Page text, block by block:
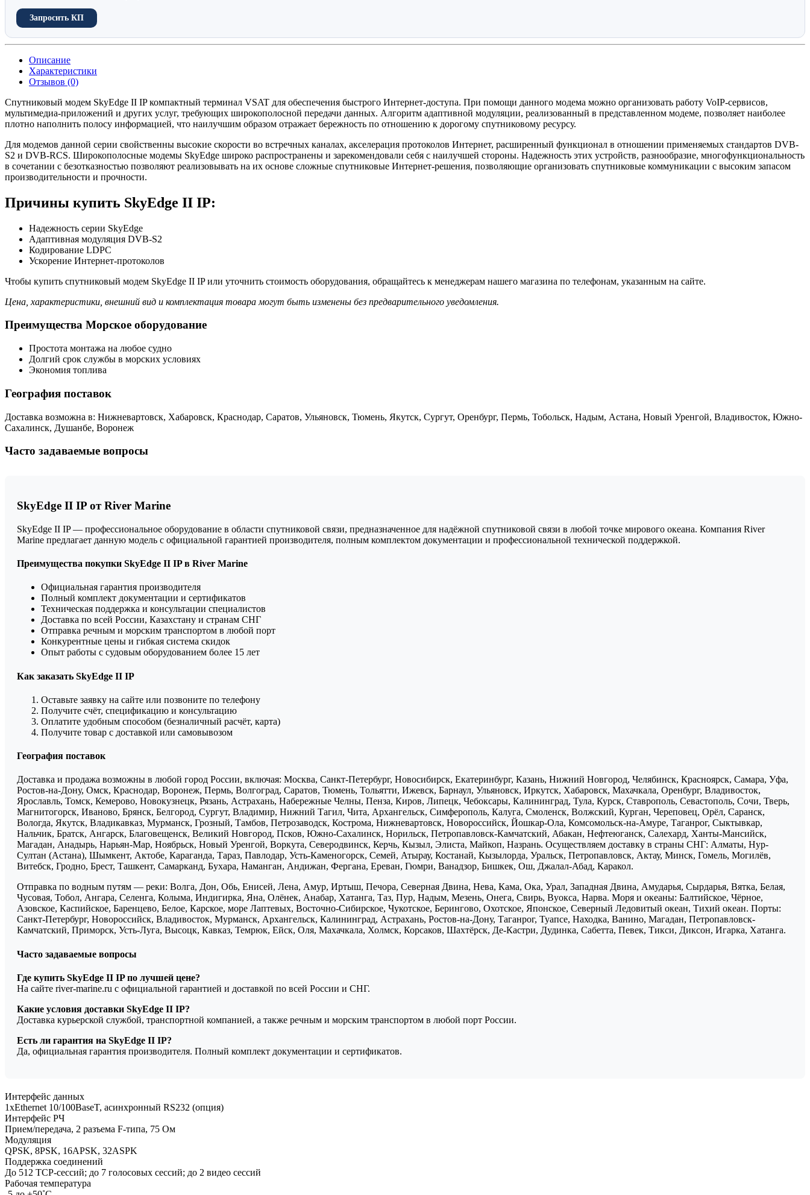
Запросить КП
Описание
Характеристики
Отзывов (0)
Спутниковый модем SkyEdge II IP компактный терминал VSAT для обеспечения быстрого Интернет-доступа. При помощи данного модема можно организовать работу VoIP-сервисов,
мультимедиа-приложений и других услуг, требующих широкополосной передачи данных. Алгоритм адаптивной модуляции, реализованный в представленном модеме, позволяет наиболее
плотно наполнить полосу информацией, что наилучшим образом отражает бережность по отношению к дорогому спутниковому ресурсу.
Для модемов данной серии свойственны высокие скорости во встречных каналах, акселерация протоколов Интернет, расширенный функционал в отношении применяемых стандартов DVB-
S2 и DVB-RCS. Широкополосные модемы SkyEdge широко распространены и зарекомендовали себя с наилучшей стороны. Надежность этих устройств, разнообразие, многофункциональность
в сочетании с безотказностью позволяют реализовывать на их основе сложные спутниковые Интернет-решения, позволяющие организовать спутниковые коммуникации с высоким запасом
производительности и прочности.
Причины купить SkyEdge II IP:
Надежность серии SkyEdge
Адаптивная модуляция DVB-S2
Кодирование LDPC
Ускорение Интернет-протоколов
Чтобы купить спутниковый модем SkyEdge II IP или уточнить стоимость оборудования, обращайтесь к менеджерам нашего магазина по телефонам, указанным на сайте.
Цена, характеристики, внешний вид и комплектация товара могут быть изменены без предварительного уведомления.
Преимущества Морское оборудование
Простота монтажа на любое судно
Долгий срок службы в морских условиях
Экономия топлива
География поставок
Доставка возможна в: Нижневартовск, Хабаровск, Краснодар, Саратов, Ульяновск, Тюмень, Якутск, Сургут, Оренбург, Пермь, Тобольск, Надым, Астана, Новый Уренгой, Владивосток, Южно-
Сахалинск, Душанбе, Воронеж
Часто задаваемые вопросы
SkyEdge II IP от River Marine
SkyEdge II IP — профессиональное оборудование в области спутниковой связи, предназначенное для надёжной спутниковой связи в любой точке мирового океана. Компания River
Marine предлагает данную модель с официальной гарантией производителя, полным комплектом документации и профессиональной технической поддержкой.
Преимущества покупки SkyEdge II IP в River Marine
Официальная гарантия производителя
Полный комплект документации и сертификатов
Техническая поддержка и консультации специалистов
Доставка по всей России, Казахстану и странам СНГ
Отправка речным и морским транспортом в любой порт
Конкурентные цены и гибкая система скидок
Опыт работы с судовым оборудованием более 15 лет
Как заказать SkyEdge II IP
Оставьте заявку на сайте или позвоните по телефону
Получите счёт, спецификацию и консультацию
Оплатите удобным способом (безналичный расчёт, карта)
Получите товар с доставкой или самовывозом
География поставок
Доставка и продажа возможны в любой город России, включая: Москва, Санкт-Петербург, Новосибирск, Екатеринбург, Казань, Нижний Новгород, Челябинск, Красноярск, Самара, Уфа,
Ростов-на-Дону, Омск, Краснодар, Воронеж, Пермь, Волгоград, Саратов, Тюмень, Тольятти, Ижевск, Барнаул, Ульяновск, Иркутск, Хабаровск, Махачкала, Оренбург, Владивосток,
Ярославль, Томск, Кемерово, Новокузнецк, Рязань, Астрахань, Набережные Челны, Пенза, Киров, Липецк, Чебоксары, Калининград, Тула, Курск, Ставрополь, Севастополь, Сочи, Тверь,
Магнитогорск, Иваново, Брянск, Белгород, Сургут, Владимир, Нижний Тагил, Чита, Архангельск, Симферополь, Калуга, Смоленск, Волжский, Курган, Череповец, Орёл, Саранск,
Вологда, Якутск, Владикавказ, Мурманск, Грозный, Тамбов, Петрозаводск, Кострома, Нижневартовск, Новороссийск, Йошкар-Ола, Комсомольск-на-Амуре, Таганрог, Сыктывкар,
Нальчик, Братск, Ангарск, Благовещенск, Великий Новгород, Псков, Южно-Сахалинск, Норильск, Петропавловск-Камчатский, Абакан, Нефтеюганск, Салехард, Ханты-Мансийск,
Магадан, Анадырь, Нарьян-Мар, Ноябрьск, Новый Уренгой, Воркута, Северодвинск, Керчь, Кызыл, Элиста, Майкоп, Назрань. Осуществляем доставку в страны СНГ: Алматы, Нур-
Султан (Астана), Шымкент, Актобе, Караганда, Тараз, Павлодар, Усть-Каменогорск, Семей, Атырау, Костанай, Кызылорда, Уральск, Петропавловск, Актау, Минск, Гомель, Могилёв,
Витебск, Гродно, Брест, Ташкент, Самарканд, Бухара, Наманган, Андижан, Фергана, Ереван, Гюмри, Ванадзор, Бишкек, Ош, Джалал-Абад, Каракол.
Отправка по водным путям — реки: Волга, Дон, Обь, Енисей, Лена, Амур, Иртыш, Печора, Северная Двина, Нева, Кама, Ока, Урал, Западная Двина, Амударья, Сырдарья, Вятка, Белая,
Чусовая, Тобол, Ангара, Селенга, Колыма, Индигирка, Яна, Олёнек, Анабар, Хатанга, Таз, Пур, Надым, Мезень, Онега, Свирь, Вуокса, Нарва. Моря и океаны: Балтийское, Чёрное,
Азовское, Каспийское, Баренцево, Белое, Карское, море Лаптевых, Восточно-Сибирское, Чукотское, Берингово, Охотское, Японское, Северный Ледовитый океан, Тихий океан. Порты:
Санкт-Петербург, Новороссийск, Владивосток, Мурманск, Архангельск, Калининград, Астрахань, Ростов-на-Дону, Таганрог, Туапсе, Находка, Ванино, Магадан, Петропавловск-
Камчатский, Приморск, Усть-Луга, Высоцк, Кавказ, Темрюк, Ейск, Оля, Махачкала, Холмск, Корсаков, Шахтёрск, Де-Кастри, Дудинка, Сабетта, Певек, Тикси, Диксон, Игарка, Хатанга.
Часто задаваемые вопросы
Где купить SkyEdge II IP по лучшей цене?
На сайте river-marine.ru с официальной гарантией и доставкой по всей России и СНГ.
Какие условия доставки SkyEdge II IP?
Доставка курьерской службой, транспортной компанией, а также речным и морским транспортом в любой порт России.
Есть ли гарантия на SkyEdge II IP?
Да, официальная гарантия производителя. Полный комплект документации и сертификатов.
Интерфейс данных
1xEthernet 10/100BaseT, асинхронный RS232 (опция)
Интерфейс РЧ
Прием/передача, 2 разъема F-типа, 75 Ом
Модуляция
QPSK, 8PSK, 16APSK, 32ASPK
Поддержка соединений
До 512 TCP-сессий; до 7 голосовых сессий; до 2 видео сессий
Рабочая температура